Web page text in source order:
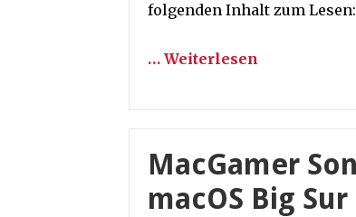
folgenden Inhalt zum Lesen:
… Weiterlesen
MacGamer
macOS Big Sur